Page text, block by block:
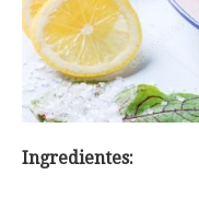
Ingredientes: